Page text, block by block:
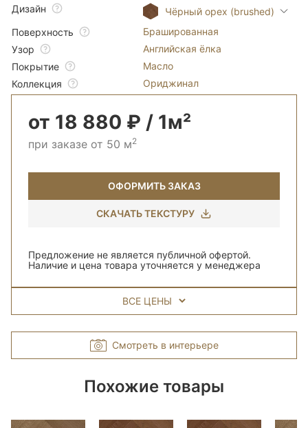
Дизайн
Чёрный орех (brushed)
Поверхность
Брашированная
Узор
Английская ёлка
Покрытие
Масло
Коллекция
Ориджинал
от 18 880 ₽ / 1м²
при заказе от 50 м2
ОФОРМИТЬ ЗАКАЗ
СКАЧАТЬ ТЕКСТУРУ
Предложение не является публичной офертой.
Наличие и цена товара уточняется у менеджера
ВСЕ ЦЕНЫ
Смотреть в интерьере
Похожие товары